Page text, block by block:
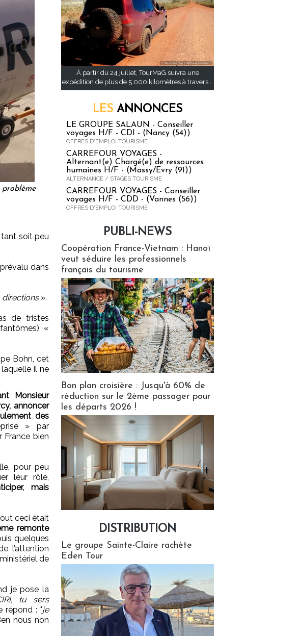
tant soit peu
dans
directions».
de tristes
«
Bohn, cet
il ne
Monsieur
annoncer
des
» par
France bien
pour peu
leur rôle,
mais
ceci était
remonte
quelques
l’attention
de
je pose la
tu sers
répond : "je
nous non
À partir du 24 juillet, TourMaG suivra une
expédition de plus de 5 000 kilomètres à travers...
LES ANNONCES
LE GROUPE SALAUN - Conseiller
voyages H/F - CDI - (Nancy (54))
OFFRES D'EMPLOI TOURISME
CARREFOUR VOYAGES -
Alternant(e) Chargé(e) de ressources
humaines H/F - (Massy/Evry (91))
ALTERNANCE / STAGES TOURISME
CARREFOUR VOYAGES - Conseiller
voyages H/F - CDD - (Vannes (56))
OFFRES D'EMPLOI TOURISME
PUBLI-NEWS
Coopération France-Vietnam : Hanoï
veut séduire les professionnels
français du tourisme
Bon plan croisière : Jusqu'à 60% de
réduction sur le 2ème passager pour
les départs 2026 !
DISTRIBUTION
Le groupe Sainte-Claire rachète
Eden Tour